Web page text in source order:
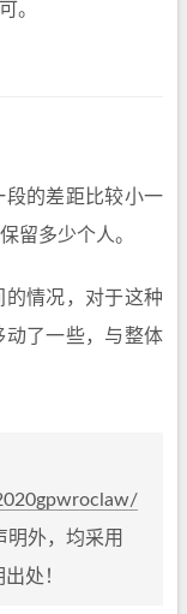
。
的差距比较小一
留多少个人。
情况，对于这种
了一些，与整体
明外，均采用
处！